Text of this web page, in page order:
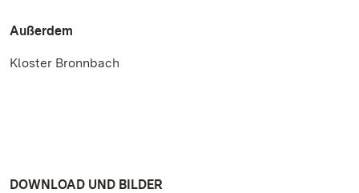
Außerdem
Kloster Bronnbach
DOWNLOAD UND BILDER